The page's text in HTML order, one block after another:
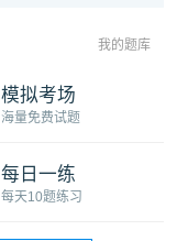
我的题库
模拟考场
海量免费试题
每日一练
每天10题练习